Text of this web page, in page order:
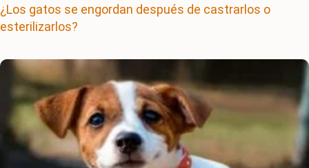
¿Los gatos se engordan después de castrarlos o
esterilizarlos?